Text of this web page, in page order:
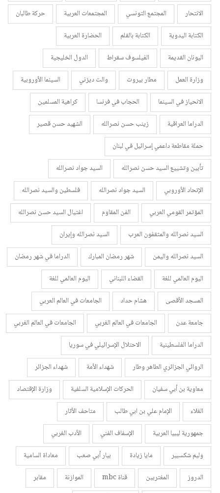
الانتحار
المجتمع التونسي المجتمعات العربية
حركة طالبان
الكتابة اليدوية
الكتابة بالقلم
الحضارة العربية
اليونان القديمة
الفيلسوف سقراط
الدول الخليجية
وزارة العمل
مطار بيروت والت ديزني
السينما الأوروبية
الانحياز في السينما
الحجاب في فرنسا
كراهية المسلمين
الدراما العراقية
زينب حسن نصرالله
الشهيد حسن قصير
حملة مقاطعة داعمي إسرائيل في لبنان
تأبين وتشييع السيد حسن نصرالله
السيد جواد نصرالله
الإتحاد الأوروبي
السيد جواد نصرالله
فلسطين والسيد نصرالله
المؤتمر القومي العربي
الفن المقاوم
اغتيال السيد حسن نصرالله
السيد نصرالله والمثقفون العرب
السيد نصرالله وإيران
السيد نصرالله واليمن
شهر رمضان المبارك
الدراما في شهر رمضان
اليوم العالمي للغة
القضاء اللبناني
اليوم العالمي للغة
المسجد الأقصى
هشام حداد
الجامعات في العالم العربي
جامعة عدن
الجامعات في العالم الغربي
الجامعات في العالم الغربي
الدراما الفلسطينية
الاحتلال الإسرائيلي في سوريا
الروائي الجزائري الطاهر وطار
شهداء الأمة
شهداء الجزائر
معاوية بن أبي سفيان
الحركات الإسلامية السلفية
وزارة الإقتصاد
الغلاء
الإمام علي بن ابي طالب
متاحف الأثار
جمهورية ليبيا العربية
الإسفاف الفني
الأدب الغربي
وليم شكسبير
مايا زيادة بيار أبي صعب
معاداة السامية
الدروز
المغتربين قناة mbc الموازنة
مقابر